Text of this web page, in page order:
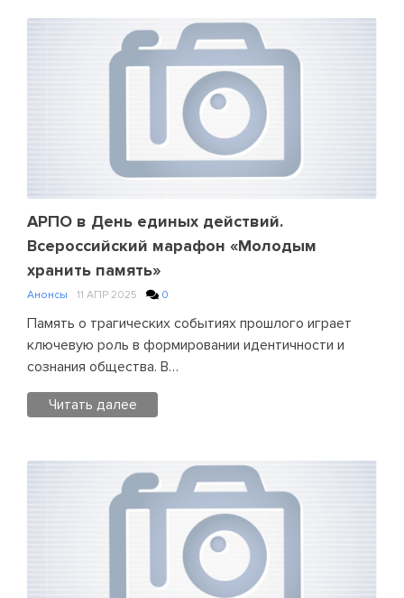
Волгограде
in
on
В
пресс-
центре
ТАСС
стартовала
Декада
в
память
о
геноциде
АРПО в День единых действий.
Всероссийский марафон «Молодым
хранить память»
Анонсы 11 АПР 2025 0
Память о трагических событиях прошлого играет
ключевую роль в формировании идентичности и
сознания общества. В…
Читать далее
in